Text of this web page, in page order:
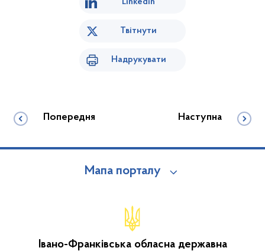
Твітнути
Надрукувати
Попередня Наступна
Мапа порталу
Івано-Франківська обласна державна